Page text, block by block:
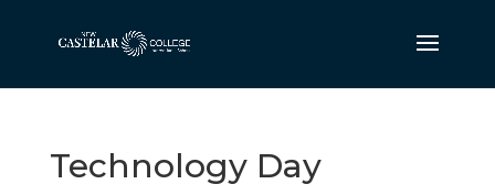
Technology Day